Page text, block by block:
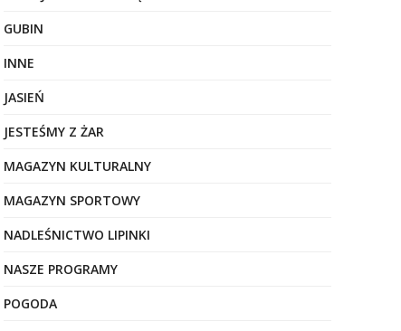
GUBIN
INNE
JASIEŃ
JESTEŚMY Z ŻAR
MAGAZYN KULTURALNY
MAGAZYN SPORTOWY
NADLEŚNICTWO LIPINKI
NASZE PROGRAMY
POGODA